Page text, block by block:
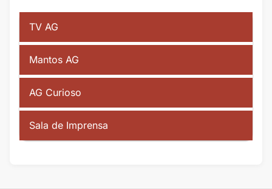
TV AG
Mantos AG
AG Curioso
Sala de Imprensa